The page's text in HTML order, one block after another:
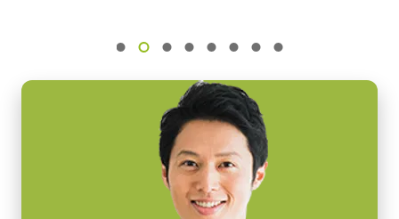
3.45 x 3.45 µm
B ( VA-055 B )：12pin仕様
MP-41 三脚マウント
MP-41はBシリーズ、Fusionシリーズ、一部のApexシリーズにお使